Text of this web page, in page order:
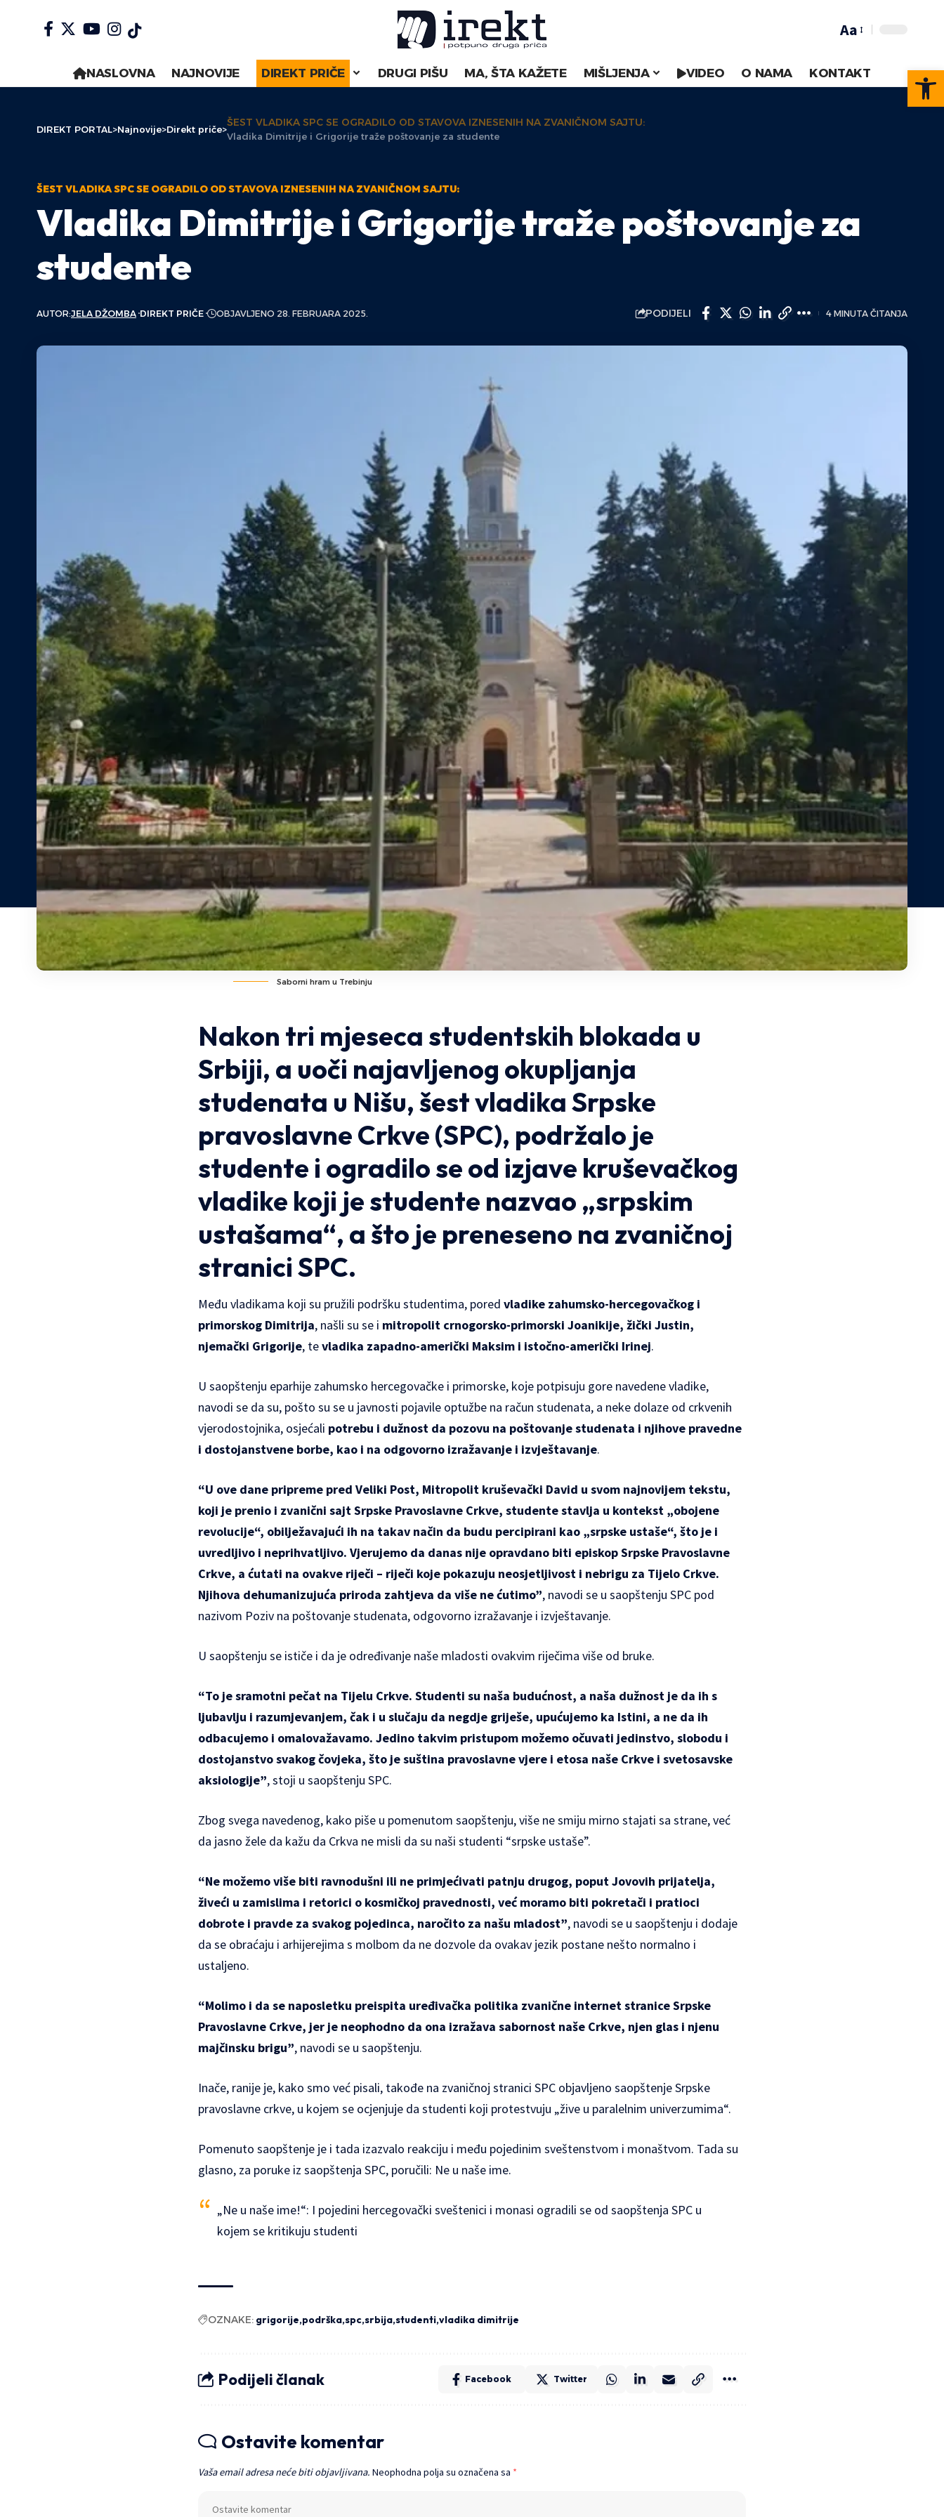
Aa
NASLOVNA NAJNOVIJE DIREKT PRIČE DRUGI PIŠU MA, ŠTA KAŽETE MIŠLJENJA VIDEO O NAMA KONTAKT
DIREKT PORTAL>Najnovije>Direkt priče>
ŠEST VLADIKA SPC SE OGRADILO OD STAVOVA IZNESENIH NA ZVANIČNOM SAJTU:
Vladika Dimitrije i Grigorije traže poštovanje za studente
ŠEST VLADIKA SPC SE OGRADILO OD STAVOVA IZNESENIH NA ZVANIČNOM SAJTU:
Vladika Dimitrije i Grigorije traže poštovanje za
studente
AUTOR:JELA DŽOMBA DIREKT PRIČE OBJAVLJENO 28. FEBRUARA 2025. PODIJELI 4 MINUTA ČITANJA
Saborni hram u Trebinju
Nakon tri mjeseca studentskih blokada u
Srbiji, a uoči najavljenog okupljanja
studenata u Nišu, šest vladika Srpske
pravoslavne Crkve (SPC), podržalo je
studente i ogradilo se od izjave kruševačkog
vladike koji je studente nazvao „srpskim
ustašama“, a što je preneseno na zvaničnoj
stranici SPC.
Među vladikama koji su pružili podršku studentima, pored vladike zahumsko-hercegovačkog i
primorskog Dimitrija, našli su se i mitropolit crnogorsko-primorski Joanikije, žički Justin,
njemački Grigorije, tevladika zapadno-američki Maksim i istočno-američki Irinej.
U saopštenju eparhije zahumsko hercegovačke i primorske, koje potpisuju gore navedene vladike,
navodi se da su, pošto su se u javnosti pojavile optužbe na račun studenata, a neke dolaze od crkvenih
vjerodostojnika, osjećali potrebu i dužnost da pozovu na poštovanje studenata i njihove pravedne
i dostojanstvene borbe, kao i na odgovorno izražavanje i izvještavanje.
“U ove dane pripreme pred Veliki Post, Mitropolit kruševački David u svom najnovijem tekstu,
koji je prenio i zvanični sajt Srpske Pravoslavne Crkve, studente stavlja u kontekst „obojene
revolucije“, obilježavajući ih na takav način da budu percipirani kao „srpske ustaše“, što je i
uvredljivo i neprihvatljivo. Vjerujemo da danas nije opravdano biti episkop Srpske Pravoslavne
Crkve, a ćutati na ovakve riječi – riječi koje pokazuju neosjetljivost i nebrigu za Tijelo Crkve.
Njihova dehumanizujuća priroda zahtjeva da više ne ćutimo”, navodi se u saopštenju SPC pod
nazivom Poziv na poštovanje studenata, odgovorno izražavanje i izvještavanje.
U saopštenju se ističe i da je određivanje naše mladosti ovakvim riječima više od bruke.
“To je sramotni pečat na Tijelu Crkve. Studenti su naša budućnost, a naša dužnost je da ih s
ljubavlju i razumjevanjem, čak i u slučaju da negdje griješe, upućujemo ka Istini, a ne da ih
odbacujemo i omalovažavamo. Jedino takvim pristupom možemo očuvati jedinstvo, slobodu i
dostojanstvo svakog čovjeka, što je suština pravoslavne vjere i etosa naše Crkve i svetosavske
aksiologije”, stoji u saopštenju SPC.
Zbog svega navedenog, kako piše u pomenutom saopštenju, više ne smiju mirno stajati sa strane, već
da jasno žele da kažu da Crkva ne misli da su naši studenti “srpske ustaše”.
“Ne možemo više biti ravnodušni ili ne primjećivati patnju drugog, poput Jovovih prijatelja,
živeći u zamislima i retorici o kosmičkoj pravednosti, već moramo biti pokretači i pratioci
dobrote i pravde za svakog pojedinca, naročito za našu mladost”, navodi se u saopštenju i dodaje
da se obraćaju i arhijerejima s molbom da ne dozvole da ovakav jezik postane nešto normalno i
ustaljeno.
“Molimo i da se naposletku preispita uređivačka politika zvanične internet stranice Srpske
Pravoslavne Crkve, jer je neophodno da ona izražava sabornost naše Crkve, njen glas i njenu
majčinsku brigu”, navodi se u saopštenju.
Inače, ranije je, kako smo već pisali, takođe na zvaničnoj stranici SPC objavljeno saopštenje Srpske
pravoslavne crkve, u kojem se ocjenjuje da studenti koji protestvuju „žive u paralelnim univerzumima“.
Pomenuto saopštenje je i tada izazvalo reakciju i među pojedinim sveštenstvom i monaštvom. Tada su
glasno, za poruke iz saopštenja SPC, poručili: Ne u naše ime.
„Ne u naše ime!“: I pojedini hercegovački sveštenici i monasi ogradili se od saopštenja SPC u
kojem se kritikuju studenti
OZNAKE: grigorije podrška spc srbija studenti vladika dimitrije
Podijeli članak Facebook Twitter
Ostavite komentar
Vaša email adresa neće biti objavljivana. Neophodna polja su označena sa *